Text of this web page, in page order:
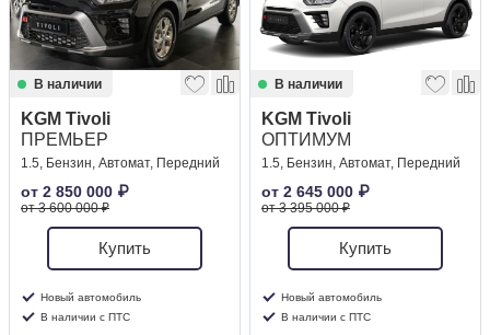
В наличии
KGM Tivoli
ПРЕМЬЕР
1.5, Бензин, Автомат, Передний
от 2 850 000 ₽
от 3 600 000 ₽
Купить
Новый автомобиль
В наличии с ПТС
В наличии
KGM Tivoli
ОПТИМУМ
1.5, Бензин, Автомат, Передний
от 2 645 000 ₽
от 3 395 000 ₽
Купить
Новый автомобиль
В наличии с ПТС